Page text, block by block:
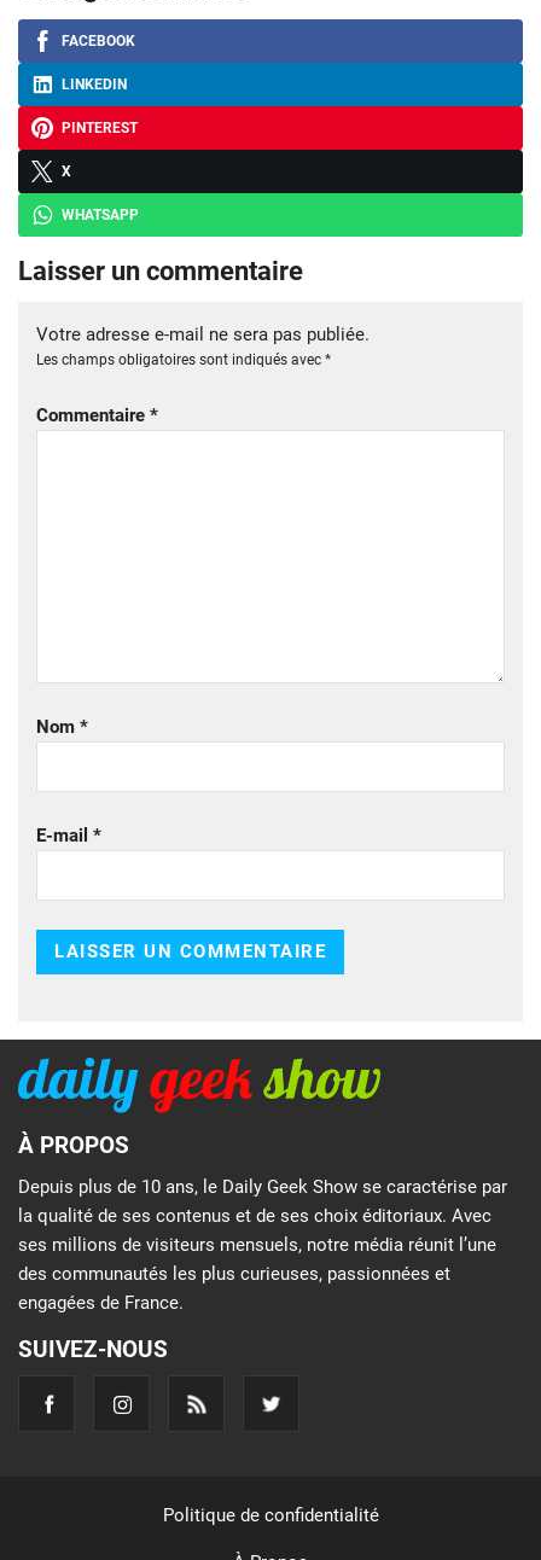
FACEBOOK
LINKEDIN
PINTEREST
X
WHATSAPP
Laisser un commentaire
Votre adresse e-mail ne sera pas publiée.
Les champs obligatoires sont indiqués avec *
Commentaire *
Nom *
E-mail *
À PROPOS
Depuis plus de 10 ans, le Daily Geek Show se caractérise par
la qualité de ses contenus et de ses choix éditoriaux. Avec
ses millions de visiteurs mensuels, notre média réunit l’une
des communautés les plus curieuses, passionnées et
engagées de France.
SUIVEZ-NOUS
Politique de confidentialité